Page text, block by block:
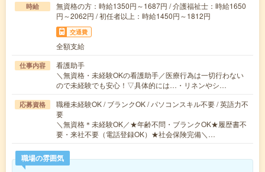
時給
無資格の方：時給1350円～1687円 / 介護福祉士：時給1650
円～2062円 / 初任者以上：時給1450円～1812円
交通費
全額支給
仕事内容
看護助手
＼無資格・未経験OKの看護助手／医療行為は一切行わない
ので未経験でも安心！▽具体的には…・リネンやシ…
応募資格
職種未経験OK / ブランクOK / パソコンスキル不要 / 英語力不
要
＼無資格＊未経験OK／★年齢不問・ブランクOK★履歴書不
要・来社不要（電話登録OK）★社会保険完備＼…
職場の雰囲気